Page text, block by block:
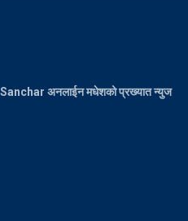
Sanchar अनलाईन मधेशको प्रख्यात न्युज